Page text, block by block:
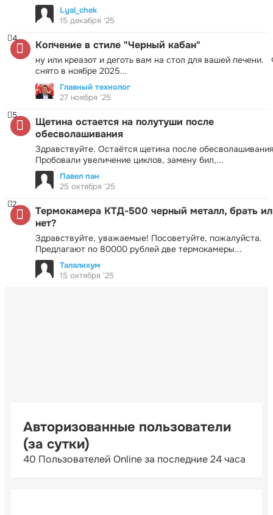
Lyal_chek
15 декабря '25
Копчение в стиле "Черный кабан"
ну или креазот и деготь вам на стол для вашей печени.
снято в ноябре 2025...
4
Главный технолог
27 ноября '25
Щетина остается на полутуши после
обесволашивания
Здравствуйте. Остаётся щетина после
Пробовали увеличение циклов, замену бил,...
5
Павел пан
25 октября '25
Термокамера КТД-500 черный металл, брать
нет?
Здравствуйте, уважаемые! Посоветуйте, пожалуйста.
Предлагают по 80000 рублей две термокамеры...
2
Талалихум
15 октября '25
Авторизованные пользователи
(за сутки)
40 Пользователей Online за последние 24 часа